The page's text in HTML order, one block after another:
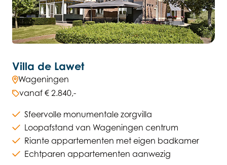
Villa de Lawet
Wageningen
vanaf € 2.840,-
Sfeervolle monumentale zorgvilla
Loopafstand van Wageningen centrum
Riante appartementen met eigen badkamer
Echtparen appartementen aanwezig